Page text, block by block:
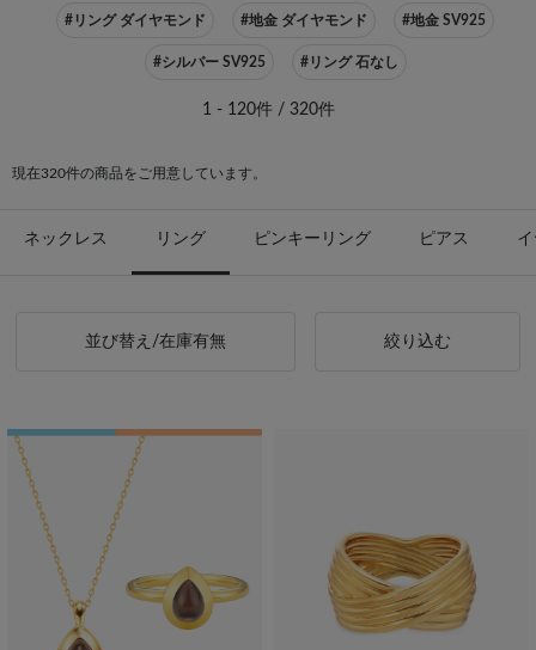
#リング ダイヤモンド #地金 ダイヤモンド #地金 SV925
#シルバー SV925 #リング 石なし
1 - 120件 / 320件
現在320件の商品をご用意しています。
ネックレス リング ピンキーリング ピアス
並び替え/在庫有無 絞り込む